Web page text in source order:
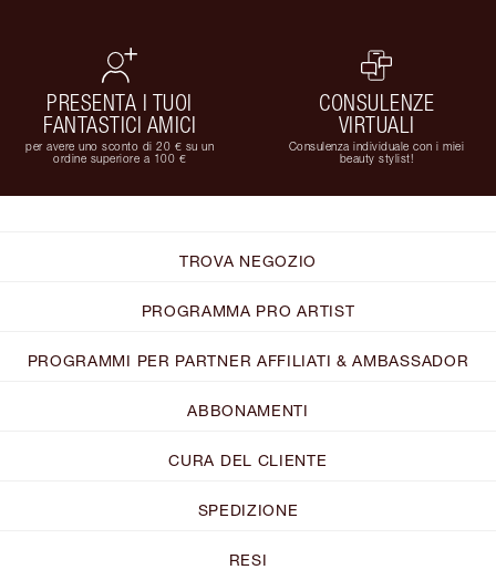
PRESENTA I TUOI
FANTASTICI AMICI
per avere uno sconto di 20 € su un
ordine superiore a 100 €
CONSULENZE
VIRTUALI
Consulenza individuale con i miei
beauty stylist!
TROVA NEGOZIO
PROGRAMMA PRO ARTIST
PROGRAMMI PER PARTNER AFFILIATI & AMBASSADOR
ABBONAMENTI
CURA DEL CLIENTE
SPEDIZIONE
RESI